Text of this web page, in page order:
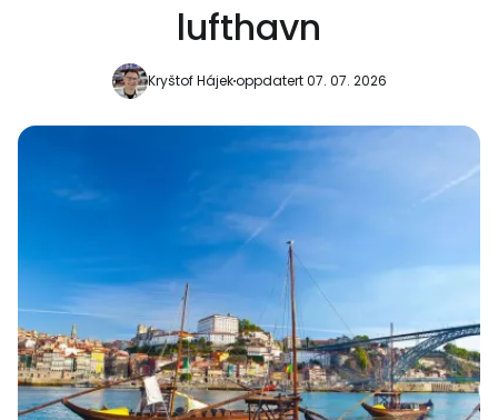
lufthavn
Kryštof Hájekoppdatert 07. 07. 2026
Fortsett med Google
Fortsett med e-post